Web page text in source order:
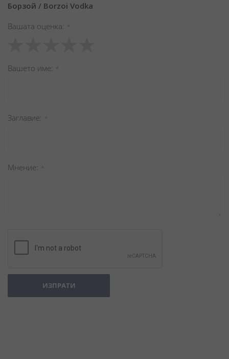
Борзой / Borzoi Vodka
Вашата оценка
star
stars
stars
stars
stars
Вашето име
Заглавиe
Мнение
ИЗПРАТИ